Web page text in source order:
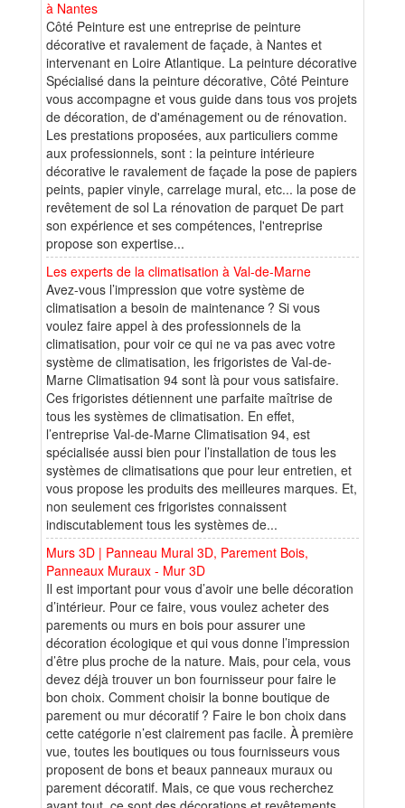
à Nantes
Côté Peinture est une entreprise de peinture
décorative et ravalement de façade, à Nantes et
intervenant en Loire Atlantique. La peinture décorative
Spécialisé dans la peinture décorative, Côté Peinture
vous accompagne et vous guide dans tous vos projets
de décoration, de d'aménagement ou de rénovation.
Les prestations proposées, aux particuliers comme
aux professionnels, sont : la peinture intérieure
décorative le ravalement de façade la pose de papiers
peints, papier vinyle, carrelage mural, etc... la pose de
revêtement de sol La rénovation de parquet De part
son expérience et ses compétences, l'entreprise
propose son expertise...
Les experts de la climatisation à Val-de-Marne
Avez-vous l’impression que votre système de
climatisation a besoin de maintenance ? Si vous
voulez faire appel à des professionnels de la
climatisation, pour voir ce qui ne va pas avec votre
système de climatisation, les frigoristes de Val-de-
Marne Climatisation 94 sont là pour vous satisfaire.
Ces frigoristes détiennent une parfaite maîtrise de
tous les systèmes de climatisation. En effet,
l’entreprise Val-de-Marne Climatisation 94, est
spécialisée aussi bien pour l’installation de tous les
systèmes de climatisations que pour leur entretien, et
vous propose les produits des meilleures marques. Et,
non seulement ces frigoristes connaissent
indiscutablement tous les systèmes de...
Murs 3D | Panneau Mural 3D, Parement Bois,
Panneaux Muraux - Mur 3D
Il est important pour vous d’avoir une belle décoration
d’intérieur. Pour ce faire, vous voulez acheter des
parements ou murs en bois pour assurer une
décoration écologique et qui vous donne l’impression
d’être plus proche de la nature. Mais, pour cela, vous
devez déjà trouver un bon fournisseur pour faire le
bon choix. Comment choisir la bonne boutique de
parement ou mur décoratif ? Faire le bon choix dans
cette catégorie n’est clairement pas facile. À première
vue, toutes les boutiques ou tous fournisseurs vous
proposent de bons et beaux panneaux muraux ou
parement décoratif. Mais, ce que vous recherchez